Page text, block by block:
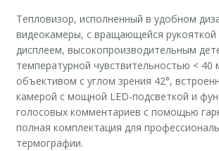
Тепловизор, исполненный в удобном
видеокамеры, с вращающейся
дисплеем, высокопроизводительным
температурной чувствительностью < 40
объективом с углом зрения 42°,
камерой с мощной LED-подсветкой и
голосовых комментариев с помощью
полная комплектация для
термографии.